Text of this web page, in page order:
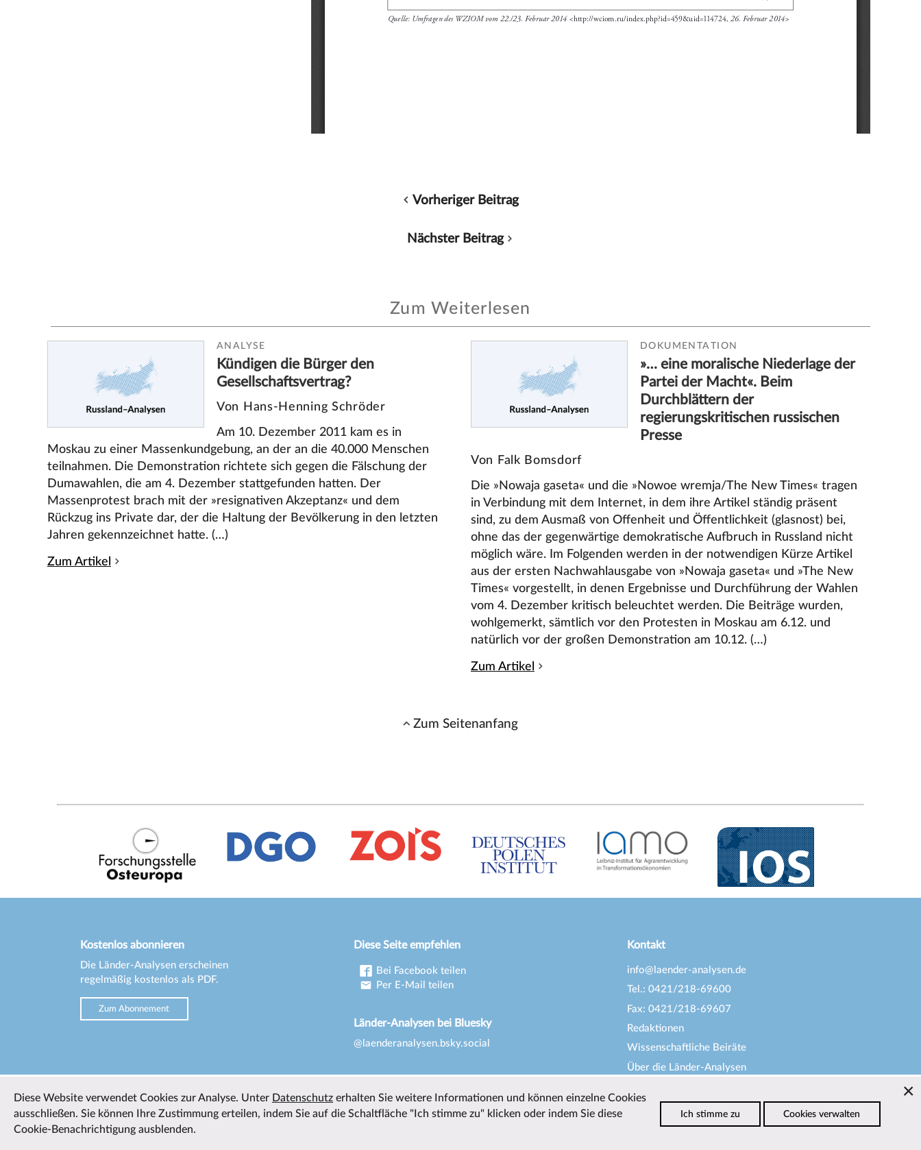
Vorheriger Beitrag
Nächster Beitrag
Zum Weiterlesen
ANALYSE
Kündigen die Bürger den
Gesellschaftsvertrag?
Von Hans-Henning Schröder
Am 10. Dezember 2011 kam es in
Moskau zu einer Massenkundgebung, an der an die 40.000 Menschen
teilnahmen. Die Demonstration richtete sich gegen die Fälschung der
Dumawahlen, die am 4. Dezember stattgefunden hatten. Der
Massenprotest brach mit der »resignativen Akzeptanz« und dem
Rückzug ins Private dar, der die Haltung der Bevölkerung in den letzten
Jahren gekennzeichnet hatte. (…)
Zum Artikel
DOKUMENTATION
»… eine moralische Niederlage der
Partei der Macht«. Beim
Durchblättern der
regierungskritischen russischen
Presse
Von Falk Bomsdorf
Die »Nowaja gaseta« und die »Nowoe wremja/The New Times« tragen
in Verbindung mit dem Internet, in dem ihre Artikel ständig präsent
sind, zu dem Ausmaß von Offenheit und Öffentlichkeit (glasnost) bei,
ohne das der gegenwärtige demokratische Aufbruch in Russland nicht
möglich wäre. Im Folgenden werden in der notwendigen Kürze Artikel
aus der ersten Nachwahlausgabe von »Nowaja gaseta« und »The New
Times« vorgestellt, in denen Ergebnisse und Durchführung der Wahlen
vom 4. Dezember kritisch beleuchtet werden. Die Beiträge wurden,
wohlgemerkt, sämtlich vor den Protesten in Moskau am 6.12. und
natürlich vor der großen Demonstration am 10.12. (…)
Zum Artikel
Zum Seitenanfang
Kostenlos abonnieren
Die Länder-Analysen erscheinen
regelmäßig kostenlos als PDF.
Zum Abonnement
Diese Seite empfehlen
Bei Facebook teilen
Per E-Mail teilen
Länder-Analysen bei Bluesky
@laenderanalysen.bsky.social
Kontakt
info@laender-analysen.de
Tel.: 0421/218-69600
Fax: 0421/218-69607
Redaktionen
Wissenschaftliche Beiräte
Über die Länder-Analysen
Barrierefreiheit
Diese Website verwendet Cookies zur Analyse. Unter Datenschutz erhalten Sie weitere Informationen und können einzelne Cookies
ausschließen. Sie können Ihre Zustimmung erteilen, indem Sie auf die Schaltfläche "Ich stimme zu" klicken oder indem Sie diese
Cookie-Benachrichtigung ausblenden.
Ich stimme zu Cookies verwalten